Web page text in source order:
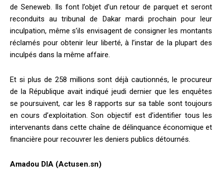
de Seneweb. Ils font l’objet d’un retour de parquet et seront
reconduits au tribunal de Dakar mardi prochain pour leur
inculpation, même s’ils envisagent de consigner les montants
réclamés pour obtenir leur liberté, à l’instar de la plupart des
inculpés dans la même affaire.
Et si plus de 258 millions sont déjà cautionnés, le procureur
de la République avait indiqué jeudi dernier que les enquêtes
se poursuivent, car les 8 rapports sur sa table sont toujours
en cours d’exploitation. Son objectif est d’identifier tous les
intervenants dans cette chaîne de délinquance économique et
financière pour recouvrer les deniers publics détournés.
Amadou DIA (Actusen.sn)